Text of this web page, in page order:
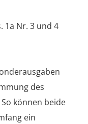
1a Nr. 3 und 4
des
können beide
ein